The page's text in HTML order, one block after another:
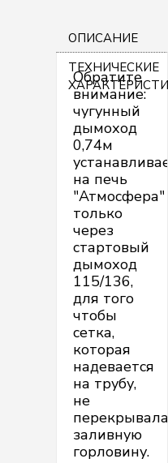
ОПИСАНИЕ
ТЕХНИЧЕСКИЕ
Обратите
внимание:
чугунный
дымоход
0,74м
на печь
"Атмосфера"
только
через
стартовый
дымоход
115/136,
для того
чтобы
сетка,
которая
надевается
на трубу,
не
перекрывала
заливную
горловину.